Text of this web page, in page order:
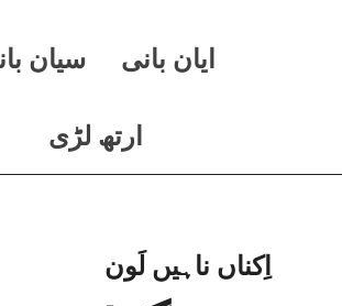
ايان بانی سيان
ارتھ لڑی
اِکناں ناہیں لَون